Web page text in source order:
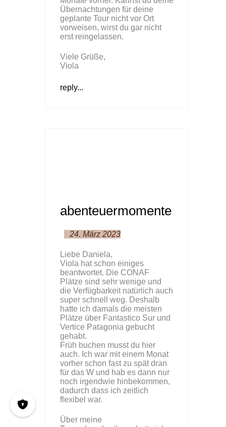
Übernachtungen für deine
geplante Tour nicht vor Ort
vorweisen, wirst du gar nicht
erst reingelassen.
Viele Grüße,
Viola
reply...
abenteuermomente
24. März 2023
Liebe Daniela,
Viola hat schon einiges
beantwortet. Die CONAF
Plätze sind sehr wenige und
die Verfügbarkeit natürlich auch
super schnell weg. Deshalb
hatte ich damals die meisten
Plätze über Fantastico Sur und
Vertice Patagonia gebucht
gehabt.
Früh buchen musst du hier
auch. Ich war mit einem Monat
vorher schon fast zu spät dran
für das W und hab es dann nur
noch irgendwie hinbekommen,
dadurch dass ich zeitlich
flexibel war.
Über meine